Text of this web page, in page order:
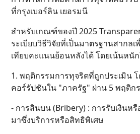
ที่กรุงเบอร์ลิน เยอรมนี
สำหรับเกณฑ์ของปี 2025
ระเบียบวิธีวิจัยที่เป็นมาตรฐานสากลเ
เทียบคะแนนย้อนหลังได้ โดยเน้นหนั
1. พฤติกรรมการทุจริตที่ถูกประเมิน โ
คอร์รัปชันใน "ภาครัฐ" ผ่าน 5 พฤติก
- การสินบน (Bribery) : การรับเงินห
มาซึ่งบริการหรือสิทธิพิเศษ